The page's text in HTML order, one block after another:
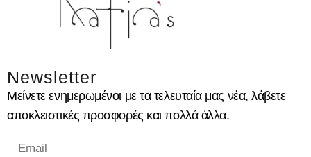
Newsletter
Μείνετε ενημερωμένοι με τα τελευταία μας νέα, λάβετε
αποκλειστικές προσφορές και πολλά άλλα.